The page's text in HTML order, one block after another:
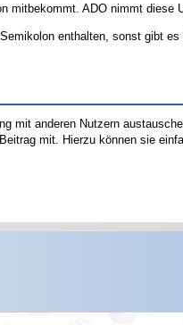
mitbekommt. ADO nimmt diese
enthalten, sonst gibt es
mit anderen Nutzern
mit. Hierzu können sie